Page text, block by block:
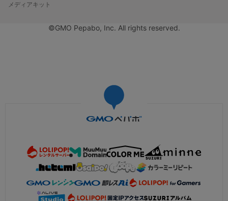
メディアキット
©GMO Pepabo, Inc. All rights reserved.